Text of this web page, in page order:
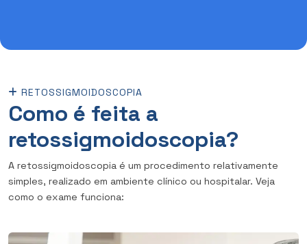
RETOSSIGMOIDOSCOPIA
Como é feita a
retossigmoidoscopia?
A retossigmoidoscopia é um procedimento relativamente
simples, realizado em ambiente clínico ou hospitalar. Veja
como o exame funciona: